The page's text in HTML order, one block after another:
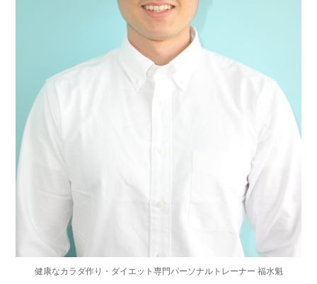
健康なカラダ作り・ダイエット専門パーソナルトレーナー 福水魁